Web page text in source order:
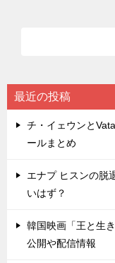
シ
ョ
最近の投稿
チ・イェウンと
ールまとめ
エナプ ヒスンの脱
いはず？
韓国映画「王と生
公開や配信情報